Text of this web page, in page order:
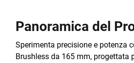
Panoramica del
Sperimenta precisione e potenza
Brushless da 165 mm, progettata